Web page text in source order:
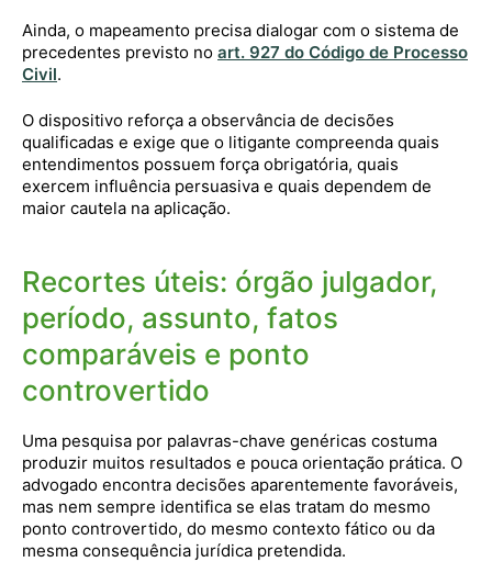
Ainda, o mapeamento precisa dialogar com o sistema de
precedentes previsto no art. 927 do Código de Processo
Civil.
O dispositivo reforça a observância de decisões
qualificadas e exige que o litigante compreenda quais
entendimentos possuem força obrigatória, quais
exercem influência persuasiva e quais dependem de
maior cautela na aplicação.
Recortes úteis: órgão julgador,
período, assunto, fatos
comparáveis e ponto
controvertido
Uma pesquisa por palavras-chave genéricas costuma
produzir muitos resultados e pouca orientação prática. O
advogado encontra decisões aparentemente favoráveis,
mas nem sempre identifica se elas tratam do mesmo
ponto controvertido, do mesmo contexto fático ou da
mesma consequência jurídica pretendida.